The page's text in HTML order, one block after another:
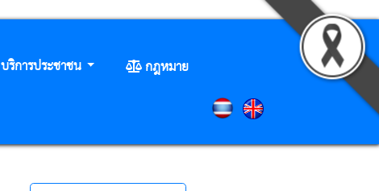
บริการประชาชน
กฎหมาย